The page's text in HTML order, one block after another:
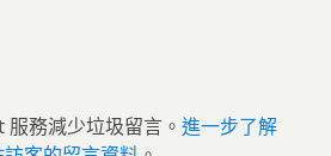
務減少垃圾留言。 進一步了解